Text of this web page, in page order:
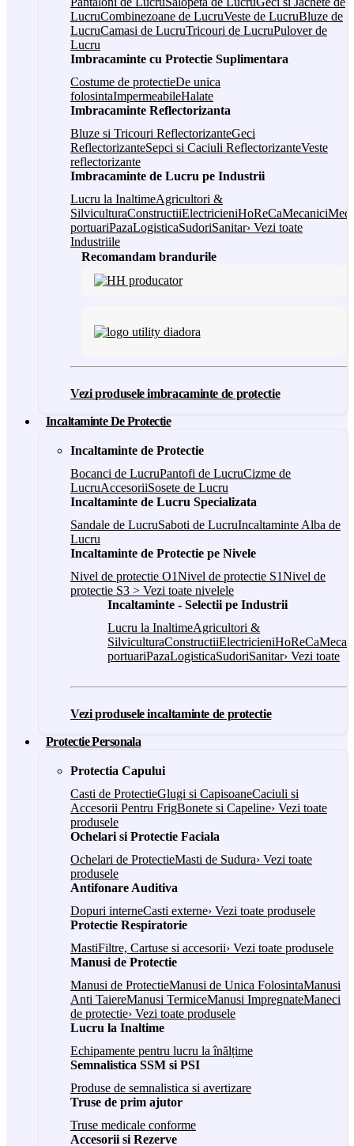
LucruCombinezoane de LucruVeste de LucruBluze de
LucruCamasi de LucruTricouri de LucruPulover de
Lucru
Imbracaminte cu Protectie Suplimentara
Costume de protectieDe unica
folosintaImpermeabileHalate
Imbracaminte Reflectorizanta
Bluze si Tricouri ReflectorizanteGeci
ReflectorizanteSepci si Caciuli ReflectorizanteVeste
reflectorizante
Imbracaminte de Lucru pe Industrii
Lucru la InaltimeAgricultori &
SilviculturaConstructiiElectricieniHoReCaMecanici
portuariPazaLogisticaSudoriSanitar› Vezi toate
Industriile
Recomandam brandurile
Vezi produsele imbracaminte de protectie
Incaltaminte De Protectie
Incaltaminte de Protectie
Bocanci de LucruPantofi de LucruCizme de
LucruAccesoriiSosete de Lucru
Incaltaminte de Lucru Specializata
Sandale de LucruSaboti de LucruIncaltaminte Alba de
Lucru
Incaltaminte de Protectie pe Nivele
Nivel de protectie O1Nivel de protectie S1Nivel de
protectie S3 > Vezi toate nivelele
Incaltaminte - Selectii pe Industrii
Lucru la InaltimeAgricultori &
SilviculturaConstructiiElectricieniHoReCa
portuariPazaLogisticaSudoriSanitar› Vezi toate
Vezi produsele incaltaminte de protectie
Protectie Personala
Protectia Capului
Casti de ProtectieGlugi si CapisoaneCaciuli si
Accesorii Pentru FrigBonete si Capeline› Vezi toate
produsele
Ochelari si Protectie Faciala
Ochelari de ProtectieMasti de Sudura› Vezi toate
produsele
Antifonare Auditiva
Dopuri interneCasti externe› Vezi toate produsele
Protectie Respiratorie
MastiFiltre, Cartuse si accesorii› Vezi toate produsele
Manusi de Protectie
Manusi de ProtectieManusi de Unica FolosintaManusi
Anti TaiereManusi TermiceManusi ImpregnateManeci
de protectie› Vezi toate produsele
Lucru la Inaltime
Echipamente pentru lucru la înălțime
Semnalistica SSM si PSI
Produse de semnalistica si avertizare
Truse de prim ajutor
Truse medicale conforme
Accesorii si Rezerve